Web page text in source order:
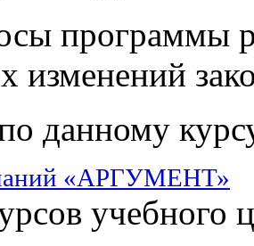
программы
изменений
данному
«АРГУМЕНТ»
учебного